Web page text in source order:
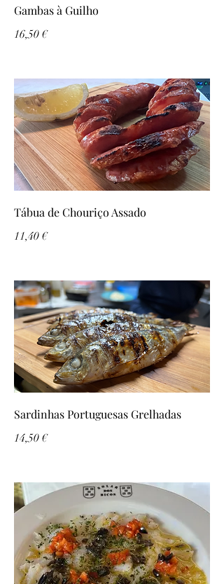
Gambas à Guilho
16,50 €
Tábua de Chouriço Assado
11,40 €
Sardinhas Portuguesas Grelhadas
14,50 €